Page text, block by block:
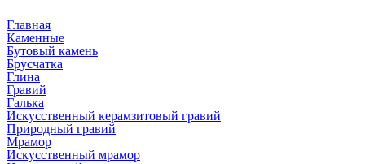
Главная
Каменные
Бутовый камень
Брусчатка
Глина
Гравий
Галька
Искусственный керамзитовый гравий
Природный гравий
Мрамор
Искусственный мрамор